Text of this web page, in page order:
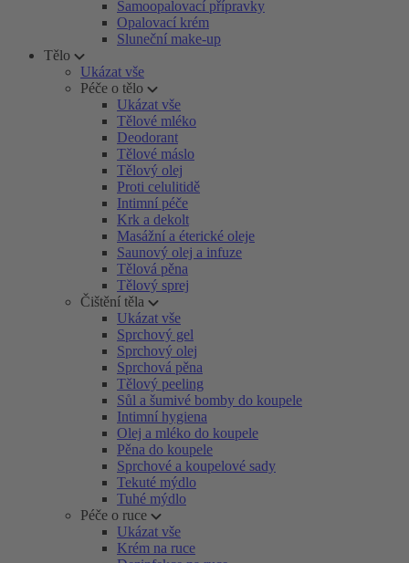
Samoopalovací přípravky
Opalovací krém
Sluneční make-up
Tělo
Ukázat vše
Péče o tělo
Ukázat vše
Tělové mléko
Deodorant
Tělové máslo
Tělový olej
Proti celulitidě
Intimní péče
Krk a dekolt
Masážní a éterické oleje
Saunový olej a infuze
Tělová pěna
Tělový sprej
Čištění těla
Ukázat vše
Sprchový gel
Sprchový olej
Sprchová pěna
Tělový peeling
Sůl a šumivé bomby do koupele
Intimní hygiena
Olej a mléko do koupele
Pěna do koupele
Sprchové a koupelové sady
Tekuté mýdlo
Tuhé mýdlo
Péče o ruce
Ukázat vše
Krém na ruce